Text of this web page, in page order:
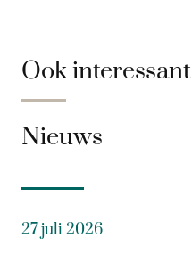
Ook interessant
Nieuws
27 juli 2026